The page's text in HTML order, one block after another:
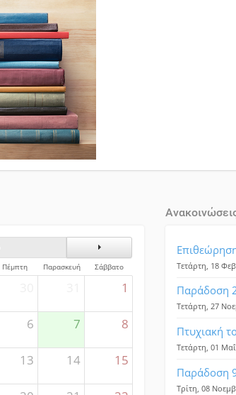
Επόμενος Μήνας
Πέμπτη Παρασκευή Σάββατο
1
6 7 8
13 14 15
Τετάρτη, 18
Παράδοση
Τετάρτη, 27
Πτυχιακή
Τετάρτη, 01
Παράδοση
Τρίτη, 08